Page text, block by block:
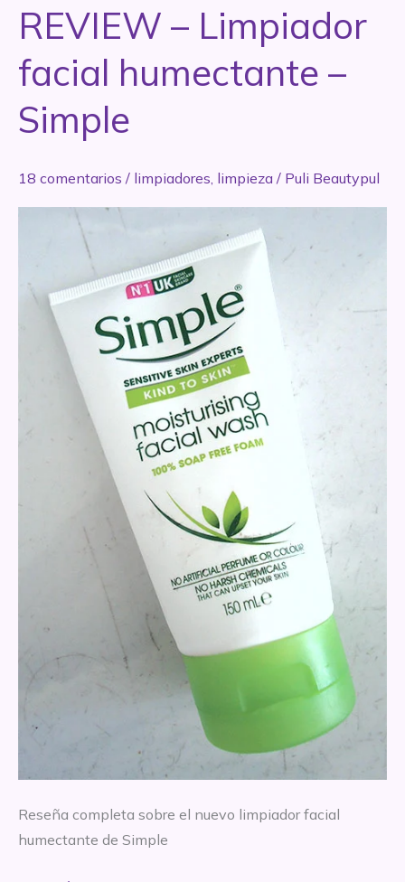
REVIEW – Limpiador
facial humectante –
Simple
18 comentarios / limpiadores, limpieza / Puli Beautypul
Reseña completa sobre el nuevo limpiador facial
humectante de Simple